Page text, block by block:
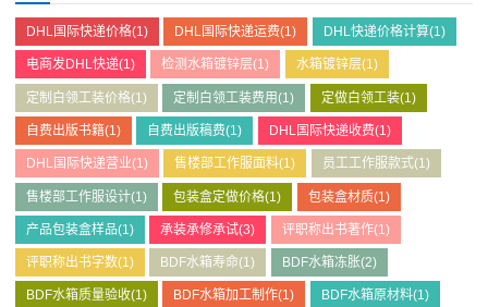
DHL国际快递价格(1) DHL国际快递运费(1) DHL快递价格计算(1)
电商发DHL快递(1) 检测水箱镀锌层(1) 水箱镀锌层(1)
定制白领工装价格(1) 定制白领工装费用(1) 定做白领工装(1)
自费出版书籍(1) 自费出版稿费(1) DHL国际快递收费(1)
DHL国际快递营业(1) 售楼部工作服面料(1) 员工工作服款式(1)
售楼部工作服设计(1) 包装盒定做价格(1) 包装盒材质(1)
产品包装盒样品(1) 承装承修承试(3) 评职称出书著作(1)
评职称出书字数(1) BDF水箱寿命(1) BDF水箱冻胀(2)
BDF水箱质量验收(1) BDF水箱加工制作(1) BDF水箱原材料(1)